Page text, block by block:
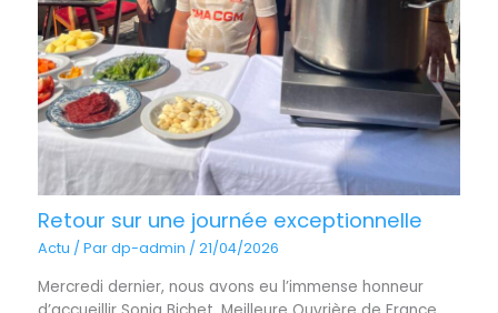
Retour sur une journée exceptionnelle
Actu / Pardp-admin /21/04/2026
Mercredi dernier, nous avons eu l’immense honneur